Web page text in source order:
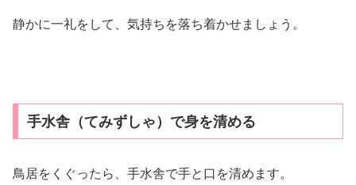
静かに一礼をして、気持ちを落ち着かせましょう。
手水舎（てみずしゃ）で身を清める
鳥居をくぐったら、手水舎で手と口を清めます。